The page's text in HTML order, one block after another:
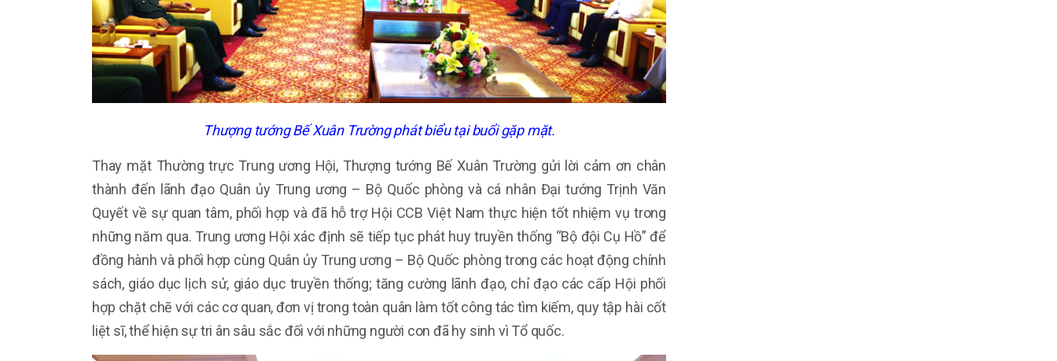
Thượng tướng Bế Xuân Trường phát biểu tại buổi gặp mặt.
Thay mặt Thường trực Trung ương Hội, Thượng tướng Bế Xuân Trường gửi lời cảm ơn chân
thành đến lãnh đạo Quân ủy Trung ương – Bộ Quốc phòng và cá nhân Đại tướng Trịnh Văn
Quyết về sự quan tâm, phối hợp và đã hỗ trợ Hội CCB Việt Nam thực hiện tốt nhiệm vụ trong
những năm qua. Trung ương Hội xác định sẽ tiếp tục phát huy truyền thống “Bộ đội Cụ Hồ” để
đồng hành và phối hợp cùng Quân ủy Trung ương – Bộ Quốc phòng trong các hoạt động chính
sách, giáo dục lịch sử, giáo dục truyền thống; tăng cường lãnh đạo, chỉ đạo các cấp Hội phối
hợp chặt chẽ với các cơ quan, đơn vị trong toàn quân làm tốt công tác tìm kiếm, quy tập hài cốt
liệt sĩ, thể hiện sự tri ân sâu sắc đối với những người con đã hy sinh vì Tổ quốc.